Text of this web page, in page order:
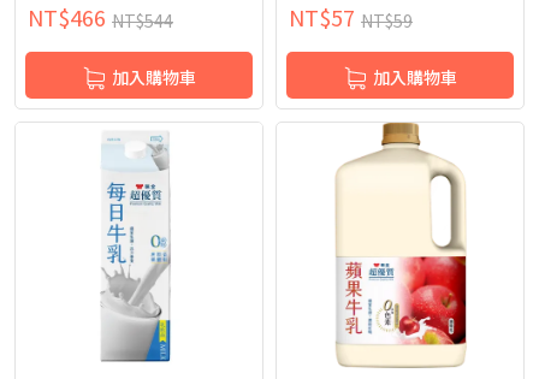
NT$466 NT$544
加入購物車
NT$57 NT$59
加入購物車